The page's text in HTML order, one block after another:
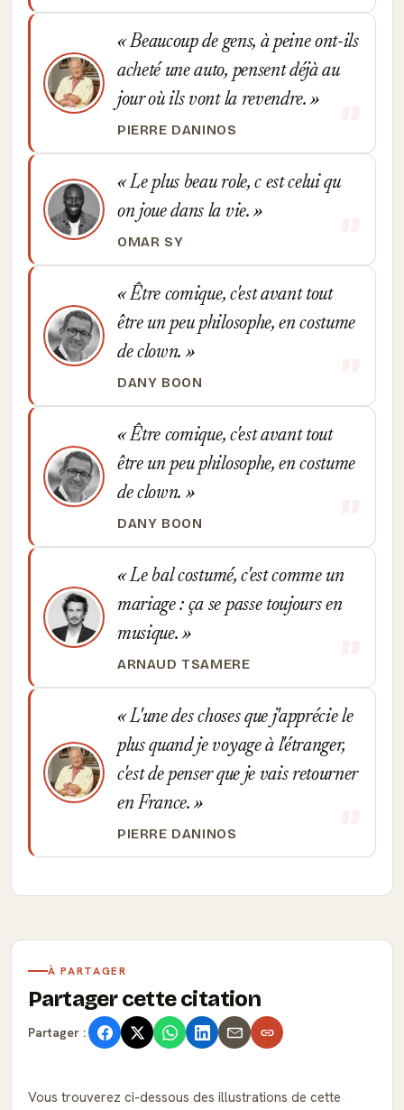
Beaucoup de gens, à peine ont-ils
acheté une auto, pensent déjà au
jour où ils vont la revendre.
PIERRE DANINOS
Le plus beau role, c est celui qu
on joue dans la vie.
OMAR SY
Être comique, c'est avant tout
être un peu philosophe, en costume
de clown.
DANY BOON
Être comique, c'est avant tout
être un peu philosophe, en costume
de clown.
DANY BOON
Le bal costumé, c'est comme un
mariage : ça se passe toujours en
musique.
ARNAUD TSAMERE
L'une des choses que j'apprécie le
plus quand je voyage à l'étranger,
c'est de penser que je vais retourner
en France.
PIERRE DANINOS
À PARTAGER
Partager cette citation
Partager :
Vous trouverez ci-dessous des illustrations de cette